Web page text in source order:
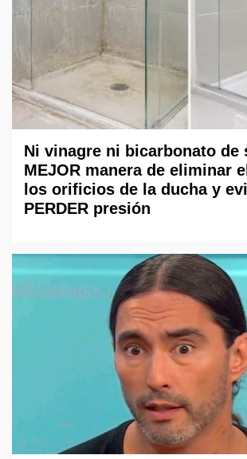
Ni vinagre ni bicarbonato de
MEJOR manera de eliminar
los orificios de la ducha y
PERDER presión